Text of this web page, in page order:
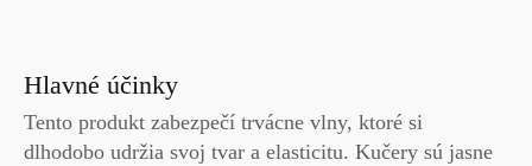
Hlavné účinky
Tento produkt zabezpečí trvácne vlny, ktoré si
dlhodobo udržia svoj tvar a elasticitu. Kučery sú jasne